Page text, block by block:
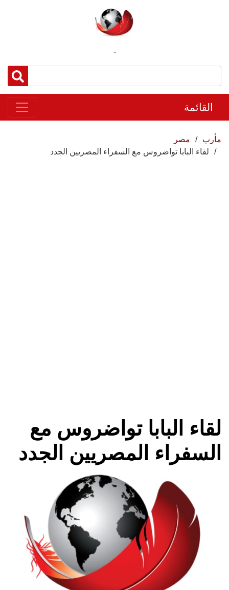
-
القائمة
مأرب
مصر
لقاء البابا تواضروس مع السفراء المصريين الجدد
لقاء البابا تواضروس مع
السفراء المصريين الجدد